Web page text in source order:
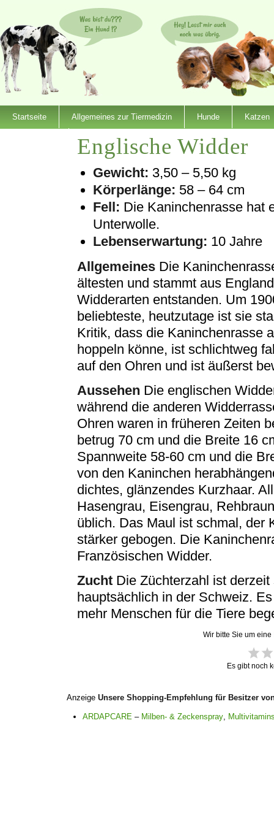
Startseite Allgemeines zur Tiermedizin Hunde Katzen
Englische Widder
Gewicht: 3,50 – 5,50 kg
Körperlänge: 58 – 64 cm
Fell: Die Kaninchenrasse hat
Unterwolle.
Lebenserwartung: 10 Jahre
Allgemeines Die
ältesten und stammt aus
Widderarten entstanden. Um
beliebteste, heutzutage ist sie
Kritik, dass die Kaninchenrasse
hoppeln könne, ist schlichtweg
auf den Ohren und ist äußerst
Aussehen Die englischen
während die anderen
Ohren waren in früheren Zeiten
betrug 70 cm und die Breite 16
Spannweite 58-60 cm und die
von den Kaninchen
dichtes, glänzendes Kurzhaar.
Hasengrau, Eisengrau,
üblich. Das Maul ist schmal, der
stärker gebogen. Die
Französischen Widder.
Zucht Die Züchterzahl ist
hauptsächlich in der Schweiz.
mehr Menschen für die Tiere
Wir bitte Sie um
Es gibt noch
AnzeigeUnsere Shopping-Empfehlung für Besitzer
ARDAPCARE – Milben- & Zeckenspray